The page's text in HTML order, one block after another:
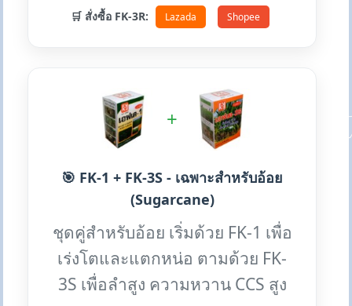
🛒 สั่งซื้อ FK-3R: Lazada Shopee
+
🎯 FK-1 + FK-3S - เฉพาะสำหรับอ้อย
(Sugarcane)
ชุดคู่สำหรับอ้อย เริ่มด้วย FK-1 เพื่อ
เร่งโตและแตกหน่อ ตามด้วย FK-
3S เพื่อลำสูง ความหวาน CCS สูง